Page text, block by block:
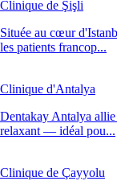
Clinique de Şişli
Située au cœur
les patients francop...
Clinique d'Antalya
Dentakay Antalya allie
relaxant — idéal pou...
Clinique de Çayyolu